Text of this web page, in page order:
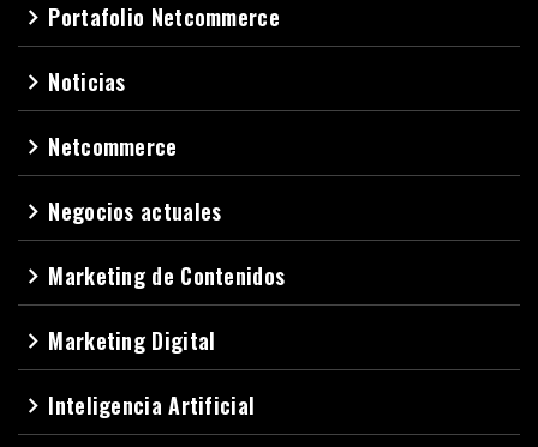
navigate_next Portafolio Netcommerce
navigate_next Noticias
navigate_next Netcommerce
navigate_next Negocios actuales
navigate_next Marketing de Contenidos
navigate_next Marketing Digital
navigate_next Inteligencia Artificial